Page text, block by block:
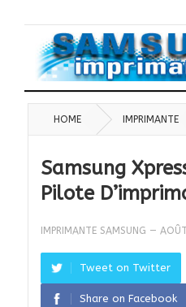
HOME IMPRIMANTE
Samsung
Pilote
IMPRIMANTE SAMSUNG —
Tweet on Twitter
Share on Facebook